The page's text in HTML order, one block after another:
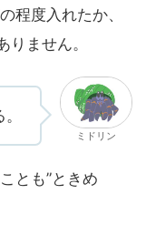
程度入れたか、
りません。
ミドリン
とも”ときめ